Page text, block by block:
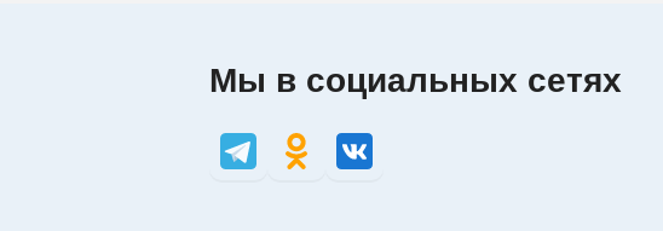
Мы в социальных сетях